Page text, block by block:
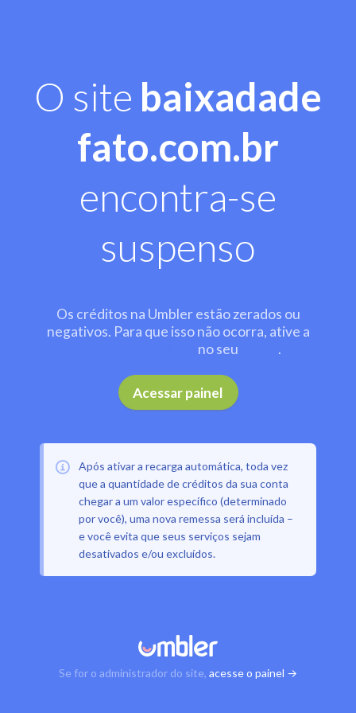
O site baixadade
fato.com.br
encontra-se
suspenso
Os créditos na Umbler estão zerados ou
negativos. Para que isso não ocorra, ative a
no seu .
Acessar painel
Após ativar a recarga automática, toda vez
que a quantidade de créditos da sua conta
chegar a um valor específico (determinado
por você), uma nova remessa será incluída –
e você evita que seus serviços sejam
desativados e/ou excluídos.
Se for o administrador do site, acesse o painel →